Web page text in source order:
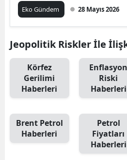
Eko Gündem 28 Mayıs 2026
Jeopolitik Riskler İle
Körfez
Gerilimi
Haberleri
Enflasyon
Riski
Haberleri
Brent Petrol
Haberleri
Petrol
Fiyatları
Haberleri